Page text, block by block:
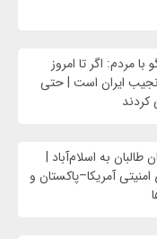
مردم: اگر تا امروز
نجیب ایران است | حتی
کردند
طالبان به اسلام‌آباد |
آمریکا–پاکستان و